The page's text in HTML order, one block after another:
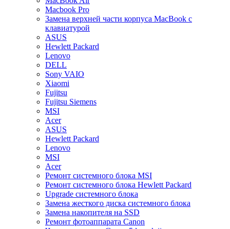
Macbook Pro
Замена верхней части корпуса MacBook с
клавиатурой
ASUS
Hewlett Packard
Lenovo
DELL
Sony VAIO
Xiaomi
Fujitsu
Fujitsu Siemens
MSI
Acer
ASUS
Hewlett Packard
Lenovo
MSI
Acer
Ремонт системного блока MSI
Ремонт системного блока Hewlett Packard
Upgrade системного блока
Замена жесткого диска системного блока
Замена накопителя на SSD
Ремонт фотоаппарата Canon